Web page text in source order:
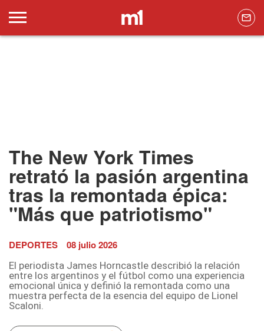
The New York Times
retrató la pasión argentina
tras la remontada épica:
"Más que patriotismo"
DEPORTES 08 julio 2026
El periodista James Horncastle describió la relación
entre los argentinos y el fútbol como una experiencia
emocional única y definió la remontada como una
muestra perfecta de la esencia del equipo de Lionel
Scaloni.